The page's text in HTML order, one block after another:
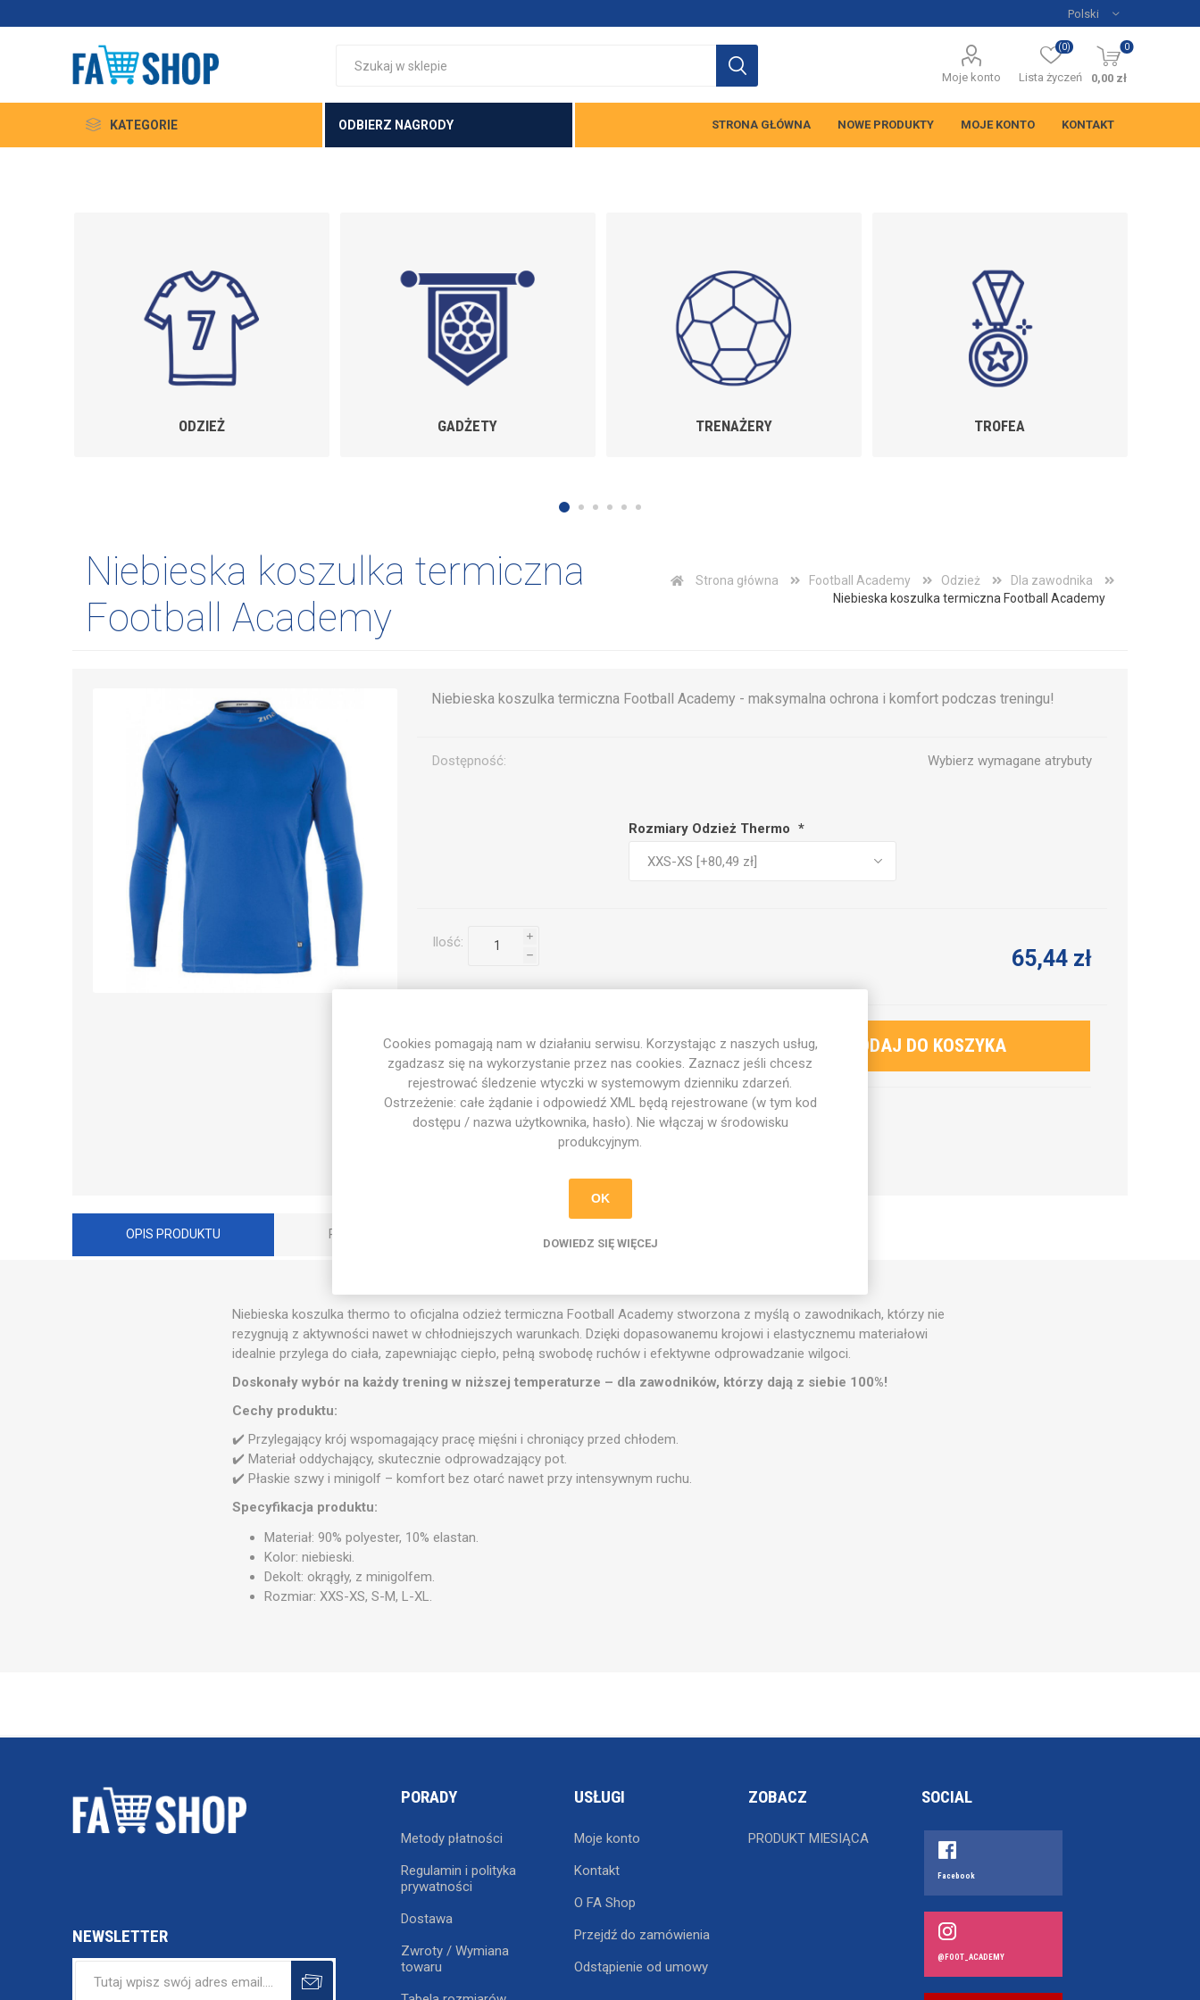
Moje konto Lista życzeń
(0) 0
0,00 zł
KATEGORIE ODBIERZ NAGRODY STRONA GŁÓWNA NOWE PRODUKTY MOJE KONTO KONTAKT
FOOTBALL BABY
Strona główna Football Academy Odzież
Dla zawodnika
Niebieska koszulka termiczna Football Academy
Niebieska koszulka termiczna
Football Academy
Niebieska koszulka termiczna Football Academy - maksymalna ochrona i komfort podczas treningu!
Dostępność: Wybierz wymagane atrybuty
Rozmiary Odzież Thermo *
Ilość: i
h 65,44 zł
DODAJ DO LISTY ŻYCZEŃ
OPIS PRODUKTU RECENZJE
Niebieska koszulka thermo to oficjalna odzież termiczna Football Academy stworzona z myślą o zawodnikach, którzy nie
rezygnują z aktywności nawet w chłodniejszych warunkach. Dzięki dopasowanemu krojowi i elastycznemu materiałowi
idealnie przylega do ciała, zapewniając ciepło, pełną swobodę ruchów i efektywne odprowadzanie wilgoci.
Doskonały wybór na każdy trening w niższej temperaturze – dla zawodników, którzy dają z siebie 100%!
Cechy produktu:
✔️ Przylegający krój wspomagający pracę mięśni i chroniący przed chłodem.
✔️ Materiał oddychający, skutecznie odprowadzający pot.
✔️ Płaskie szwy i minigolf – komfort bez otarć nawet przy intensywnym ruchu.
Specyfikacja produktu:
Materiał: 90% polyester, 10% elastan.
Kolor: niebieski.
Dekolt: okrągły, z minigolfem.
Rozmiar: XXS-XS, S-M, L-XL.
NEWSLETTER
PORADY
Metody płatności
Regulamin i polityka
prywatności
Dostawa
Zwroty / Wymiana
towaru
USŁUGI
Moje konto
Kontakt
O FA Shop
Przejdź do zamówienia
Odstąpienie od umowy
ZOBACZ
PRODUKT MIESIĄCA
SOCIAL
Facebook
@FOOT_ACADEMY
Cookies pomagają nam w działaniu serwisu. Korzystając z naszych usług,
zgadzasz się na wykorzystanie przez nas cookies. Zaznacz jeśli chcesz
rejestrować śledzenie wtyczki w systemowym dzienniku zdarzeń.
Ostrzeżenie: całe żądanie i odpowiedź XML będą rejestrowane (w tym kod
dostępu / nazwa użytkownika, hasło). Nie włączaj w środowisku
produkcyjnym.
OK
DOWIEDZ SIĘ WIĘCEJ